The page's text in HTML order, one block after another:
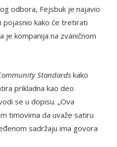
odbora, Fejsbuk je najavio
pojasnio kako će tretirati
je kompanija na zvaničnom
Standardskako
prikladna kao deo
se u dopisu. „Ova
timovima da uvaže satiru
sadržaju ima govora